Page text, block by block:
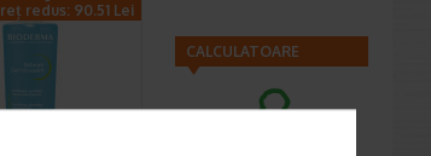
redus: 90.51 Lei
CALCULATOARE